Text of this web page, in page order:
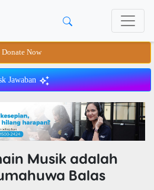
Donate Now
Jawaban
Musik adalah
Balas